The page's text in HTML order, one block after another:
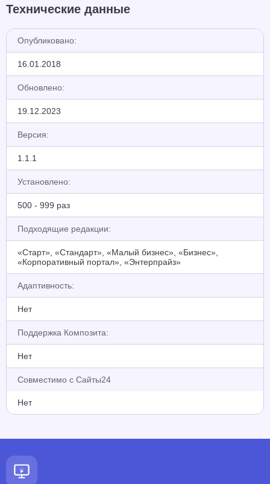
Технические данные
Опубликовано:
16.01.2018
Обновлено:
19.12.2023
Версия:
1.1.1
Установлено:
500 - 999 раз
Подходящие редакции:
«Старт», «Стандарт», «Малый бизнес», «Бизнес»,
«Корпоративный портал», «Энтерпрайз»
Адаптивность:
Нет
Поддержка Композита:
Нет
Совместимо с Сайты24
Нет